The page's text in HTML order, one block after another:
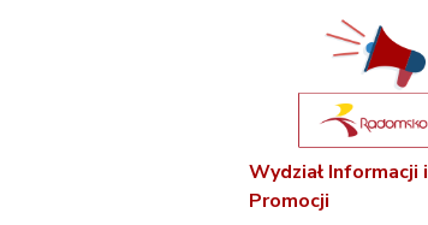
Wydział Informacji i
Promocji